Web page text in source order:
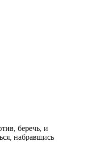
беречь, и
набравшись